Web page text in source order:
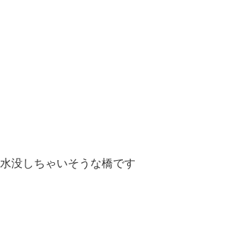
没しちゃいそうな橋です